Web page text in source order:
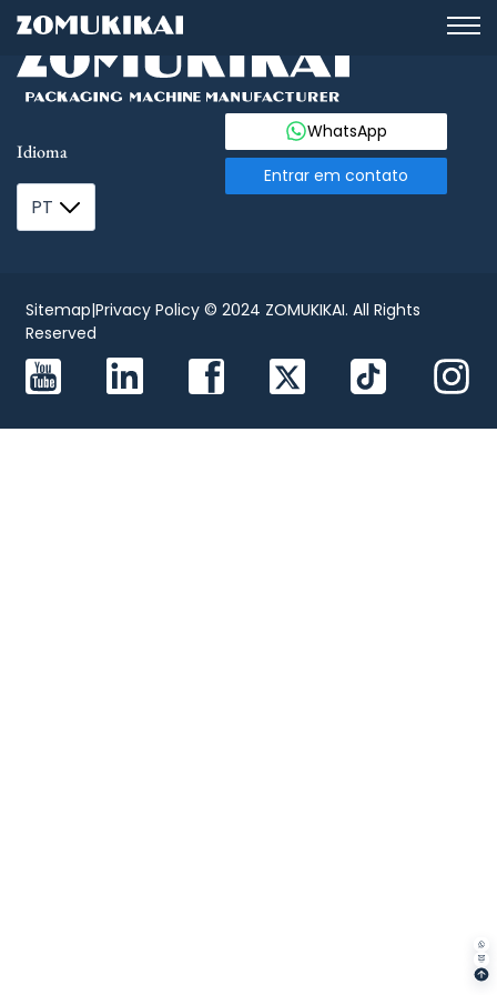
Idioma
PT
WhatsApp
Entrar em contato
Sitemap|Privacy Policy © 2024 ZOMUKIKAI. All Rights
Reserved